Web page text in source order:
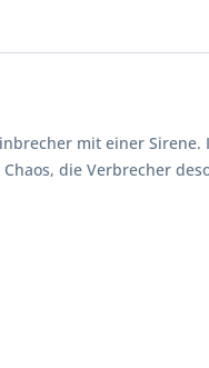
mit einer
die Verbrecher